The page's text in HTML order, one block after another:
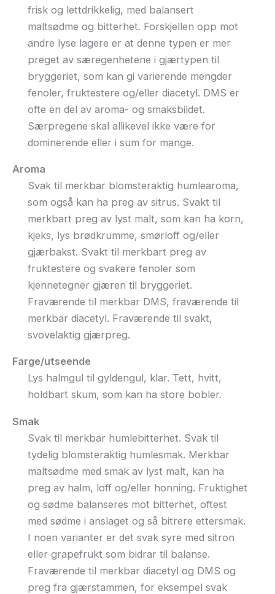
frisk og lettdrikkelig, med balansert
maltsødme og bitterhet. Forskjellen opp mot
andre lyse lagere er at denne typen er mer
preget av særegenhetene i gjærtypen til
bryggeriet, som kan gi varierende mengder
fenoler, fruktestere og/eller diacetyl. DMS er
ofte en del av aroma- og smaksbildet.
Særpregene skal allikevel ikke være for
dominerende eller i sum for mange.
Aroma
Svak til merkbar blomsteraktig humlearoma,
som også kan ha preg av sitrus. Svakt til
merkbart preg av lyst malt, som kan ha korn,
kjeks, lys brødkrumme, smørloff og/eller
gjærbakst. Svakt til merkbart preg av
fruktestere og svakere fenoler som
kjennetegner gjæren til bryggeriet.
Fraværende til merkbar DMS, fraværende til
merkbar diacetyl. Fraværende til svakt,
svovelaktig gjærpreg.
Farge/utseende
Lys halmgul til gyldengul, klar. Tett, hvitt,
holdbart skum, som kan ha store bobler.
Smak
Svak til merkbar humlebitterhet. Svak til
tydelig blomsteraktig humlesmak. Merkbar
maltsødme med smak av lyst malt, kan ha
preg av halm, loff og/eller honning. Fruktighet
og sødme balanseres mot bitterhet, oftest
med sødme i anslaget og så bitrere ettersmak.
I noen varianter er det svak syre med sitron
eller grapefrukt som bidrar til balanse.
Fraværende til merkbar diacetyl og DMS og
preg fra gjærstammen, for eksempel svak